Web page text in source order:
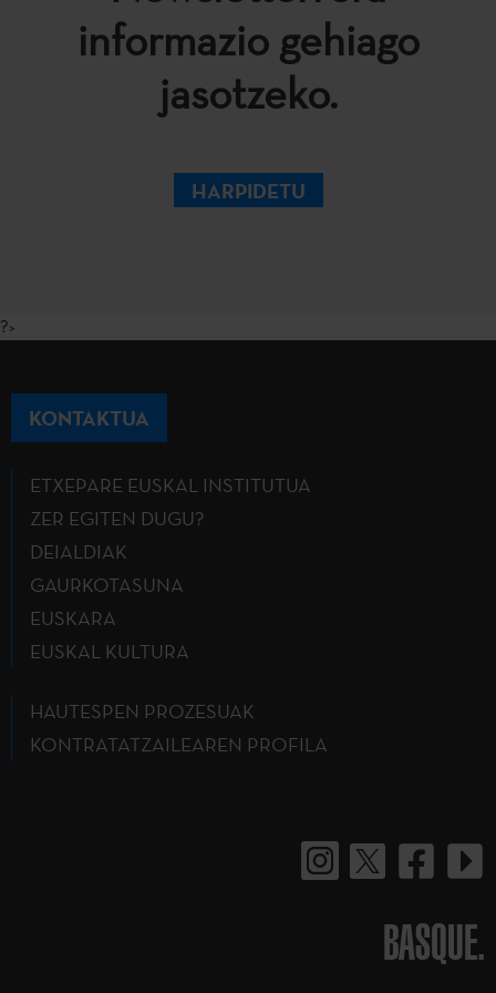
informazio gehiago
jasotzeko.
HARPIDETU
?>
KONTAKTUA
ETXEPARE EUSKAL INSTITUTUA
ZER EGITEN DUGU?
DEIALDIAK
GAURKOTASUNA
EUSKARA
EUSKAL KULTURA
HAUTESPEN PROZESUAK
KONTRATATZAILEAREN PROFILA
BASQUE.